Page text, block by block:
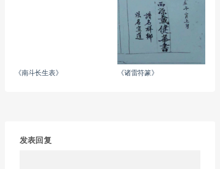
《南斗长生表》 《诸雷符篆》
发表回复